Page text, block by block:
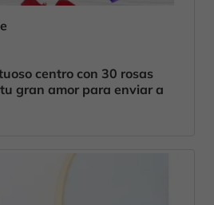
centro con 30 rosas
gran amor para enviar a